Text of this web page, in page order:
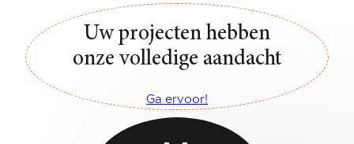
Uw projecten hebben
onze volledige aandacht
Ga ervoor!